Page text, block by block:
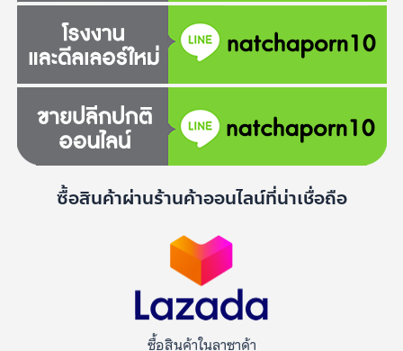
ซื้อสินค้าผ่านร้านค้าออนไลน์ที่น่าเชื่อถือ
ซื้อสินค้าในลาซาด้า